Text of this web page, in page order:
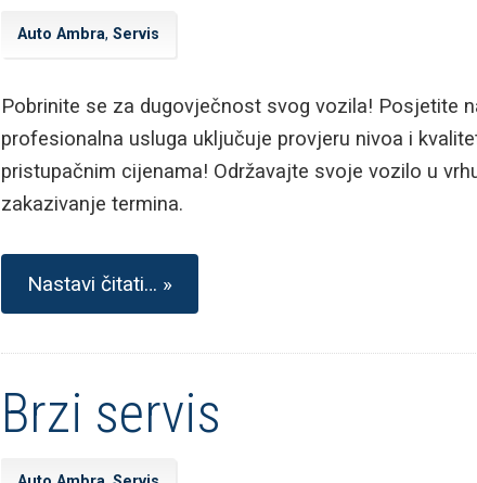
Auto Ambra, Servis
Pobrinite se za dugovječnost svog vozila! Posjetite
profesionalna usluga uključuje provjeru nivoa i
pristupačnim cijenama! Održavajte svoje vozilo u
zakazivanje termina.
Nastavi čitati… »
Brzi servis